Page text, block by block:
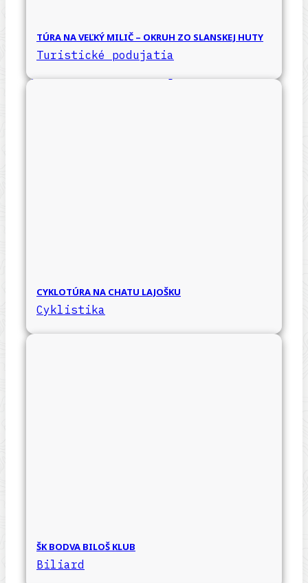
TÚRA NA VEĽKÝ MILIČ – OKRUH ZO SLANSKEJ HUTY
Turistické podujatia
CYKLOTÚRA NA CHATU LAJOŠKU
Cyklistika
ŠK BODVA BILOŠ KLUB
Biliard